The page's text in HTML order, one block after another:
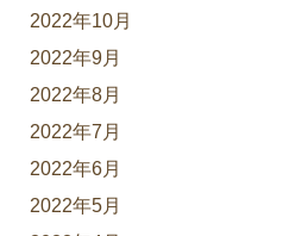
2022年10月
2022年9月
2022年8月
2022年7月
2022年6月
2022年5月